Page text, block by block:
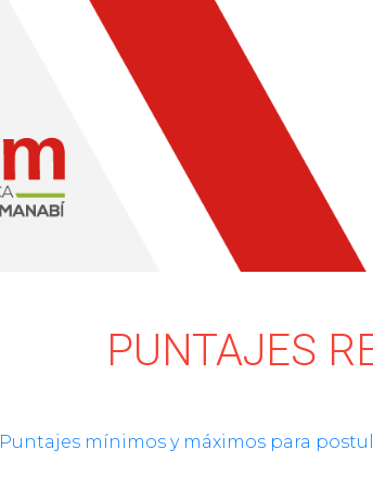
PUNTAJES
Puntajes mínimos y máximos para